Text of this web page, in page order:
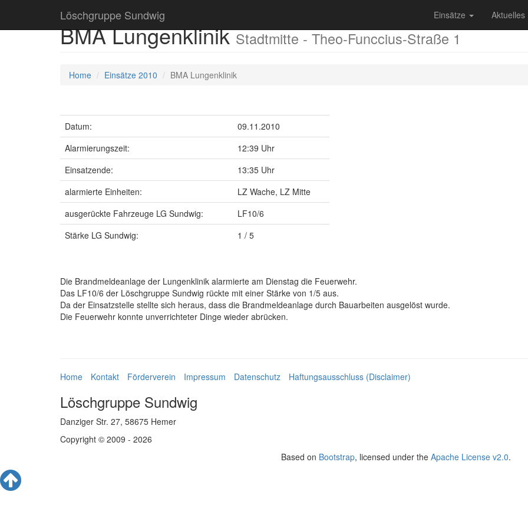
Löschgruppe Sundwig Einsätze Aktuelles
BMA LungenklinikStadtmitte - Theo-Funccius-Straße 1
Home Einsätze 2010 BMA Lungenklinik
Datum:
09.11.2010
Alarmierungszeit:
12:39 Uhr
Einsatzende:
13:35 Uhr
alarmierte Einheiten:
LZ Wache, LZ Mitte
ausgerückte Fahrzeuge LG Sundwig:
LF10/6
Stärke LG Sundwig:
1 / 5
Die Brandmeldeanlage der Lungenklinik alarmierte am Dienstag die Feuerwehr.
Das LF10/6 der Löschgruppe Sundwig rückte mit einer Stärke von 1/5 aus.
Da der Einsatzstelle stellte sich heraus, dass die Brandmeldeanlage durch Bauarbeiten ausgelöst wurde.
Die Feuerwehr konnte unverrichteter Dinge wieder abrücken.
Home Kontakt Förderverein Impressum Datenschutz Haftungsausschluss (Disclaimer)
Löschgruppe Sundwig
Danziger Str. 27, 58675 Hemer
Copyright © 2009 - 2026
Based on Bootstrap, licensed under the Apache License v2.0.